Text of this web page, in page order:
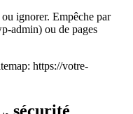
ignorer. Empêche par
admin) ou de pages
https://votre-